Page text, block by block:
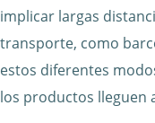
implicar largas
transporte, como
estos diferentes
los productos lleguen